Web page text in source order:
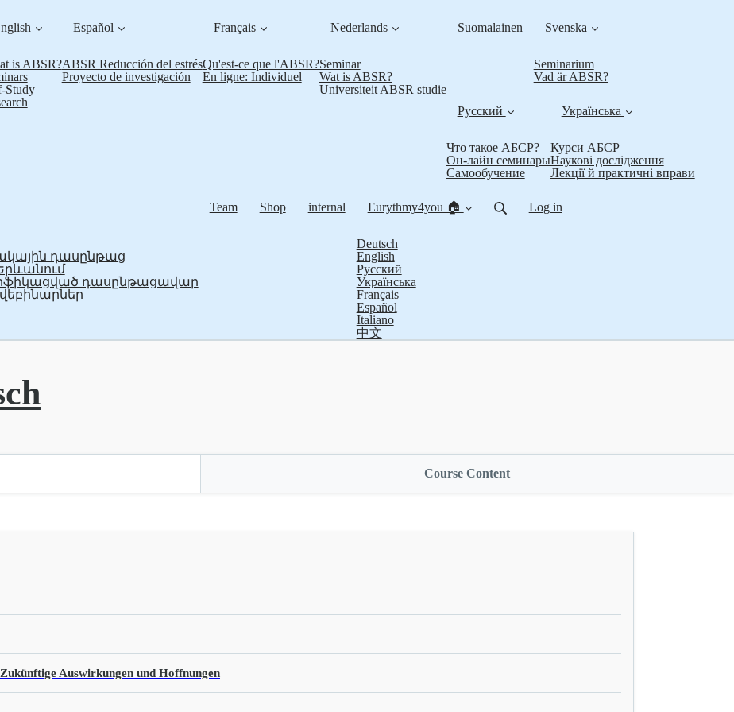
is ABSR?
Study
Español
ABSR Reducción del estrés
Proyecto de investigación
Français
Qu'est-ce que l'ABSR?
En ligne: Individuel
Nederlands
Seminar
Wat is ABSR?
Universiteit ABSR studie
Suomalainen Svenska
Seminarium
Vad är ABSR?
Русский
Что такое АБСР?
Он-лайн семинары
Самообучение
Українська
Курси АБСР
Наукові дослідження
Лекції й практичні вправи
դասընթաց
դասընթացավար
Team Shop internal Eurythmy4you 🏠
Deutsch
English
Русский
Українська
Français
Español
Italiano
中文
Log in
Course Content
Auswirkungen und Hoffnungen